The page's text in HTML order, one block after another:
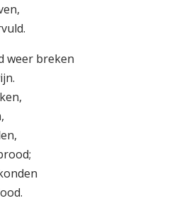
weer breken